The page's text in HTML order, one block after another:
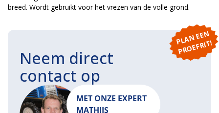
breed. Wordt gebruikt voor het vrezen van de volle grond.
P
L
A
N
E
E
N
P
R
O
E
F
RI
T!
Neem direct
contact op
MET ONZE EXPERT
MATHIJS